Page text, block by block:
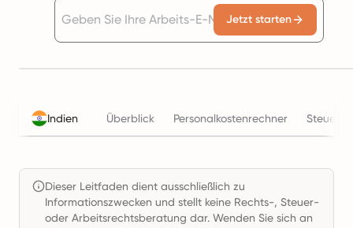
Jetzt starten
Indien Überblick Personalkostenrechner Steuern
Dieser Leitfaden dient ausschließlich zu
Informationszwecken und stellt keine Rechts-, Steuer-
oder Arbeitsrechtsberatung dar. Wenden Sie sich an